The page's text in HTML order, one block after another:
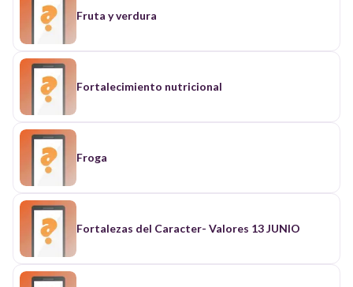
Fruta y verdura
Fortalecimiento nutricional
Froga
Fortalezas del Caracter- Valores 13 JUNIO